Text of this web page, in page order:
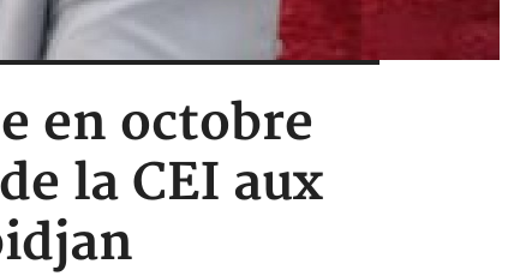
en octobre
la CEI aux